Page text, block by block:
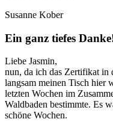
Susanne Kober
Ein ganz tiefes
Liebe Jasmin,
nun, da ich das Zertifikat in
langsam meinen Tisch hier
letzten Wochen im
Waldbaden bestimmte. Es
schöne Wochen.